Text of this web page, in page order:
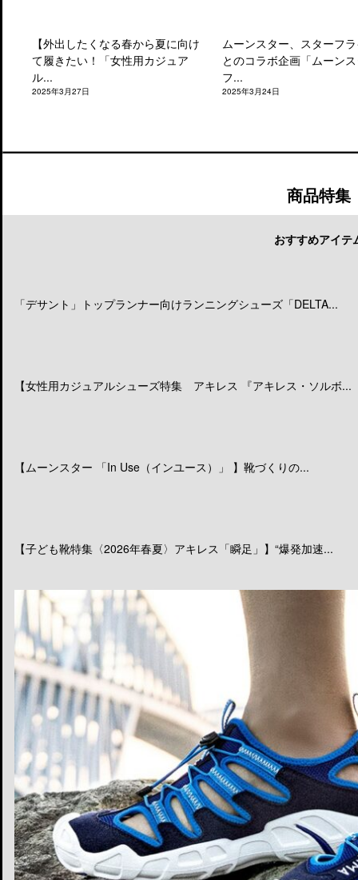
【外出したくなる春から夏に向け
て履きたい！「女性用カジュア
ル...
2025年3月27日
ムーンスター、スターフ
とのコラボ企画「ムーン
フ...
2025年3月24日
商品特集
おすすめアイテ
「デサント」トップランナー向けランニングシューズ「DELTA...
【女性用カジュアルシューズ特集 アキレス 『アキレス・ソルボ...
【ムーンスター 「In Use（インユース）」 】靴づくりの...
【子ども靴特集〈2026年春夏〉アキレス「瞬足」】“爆発加速...